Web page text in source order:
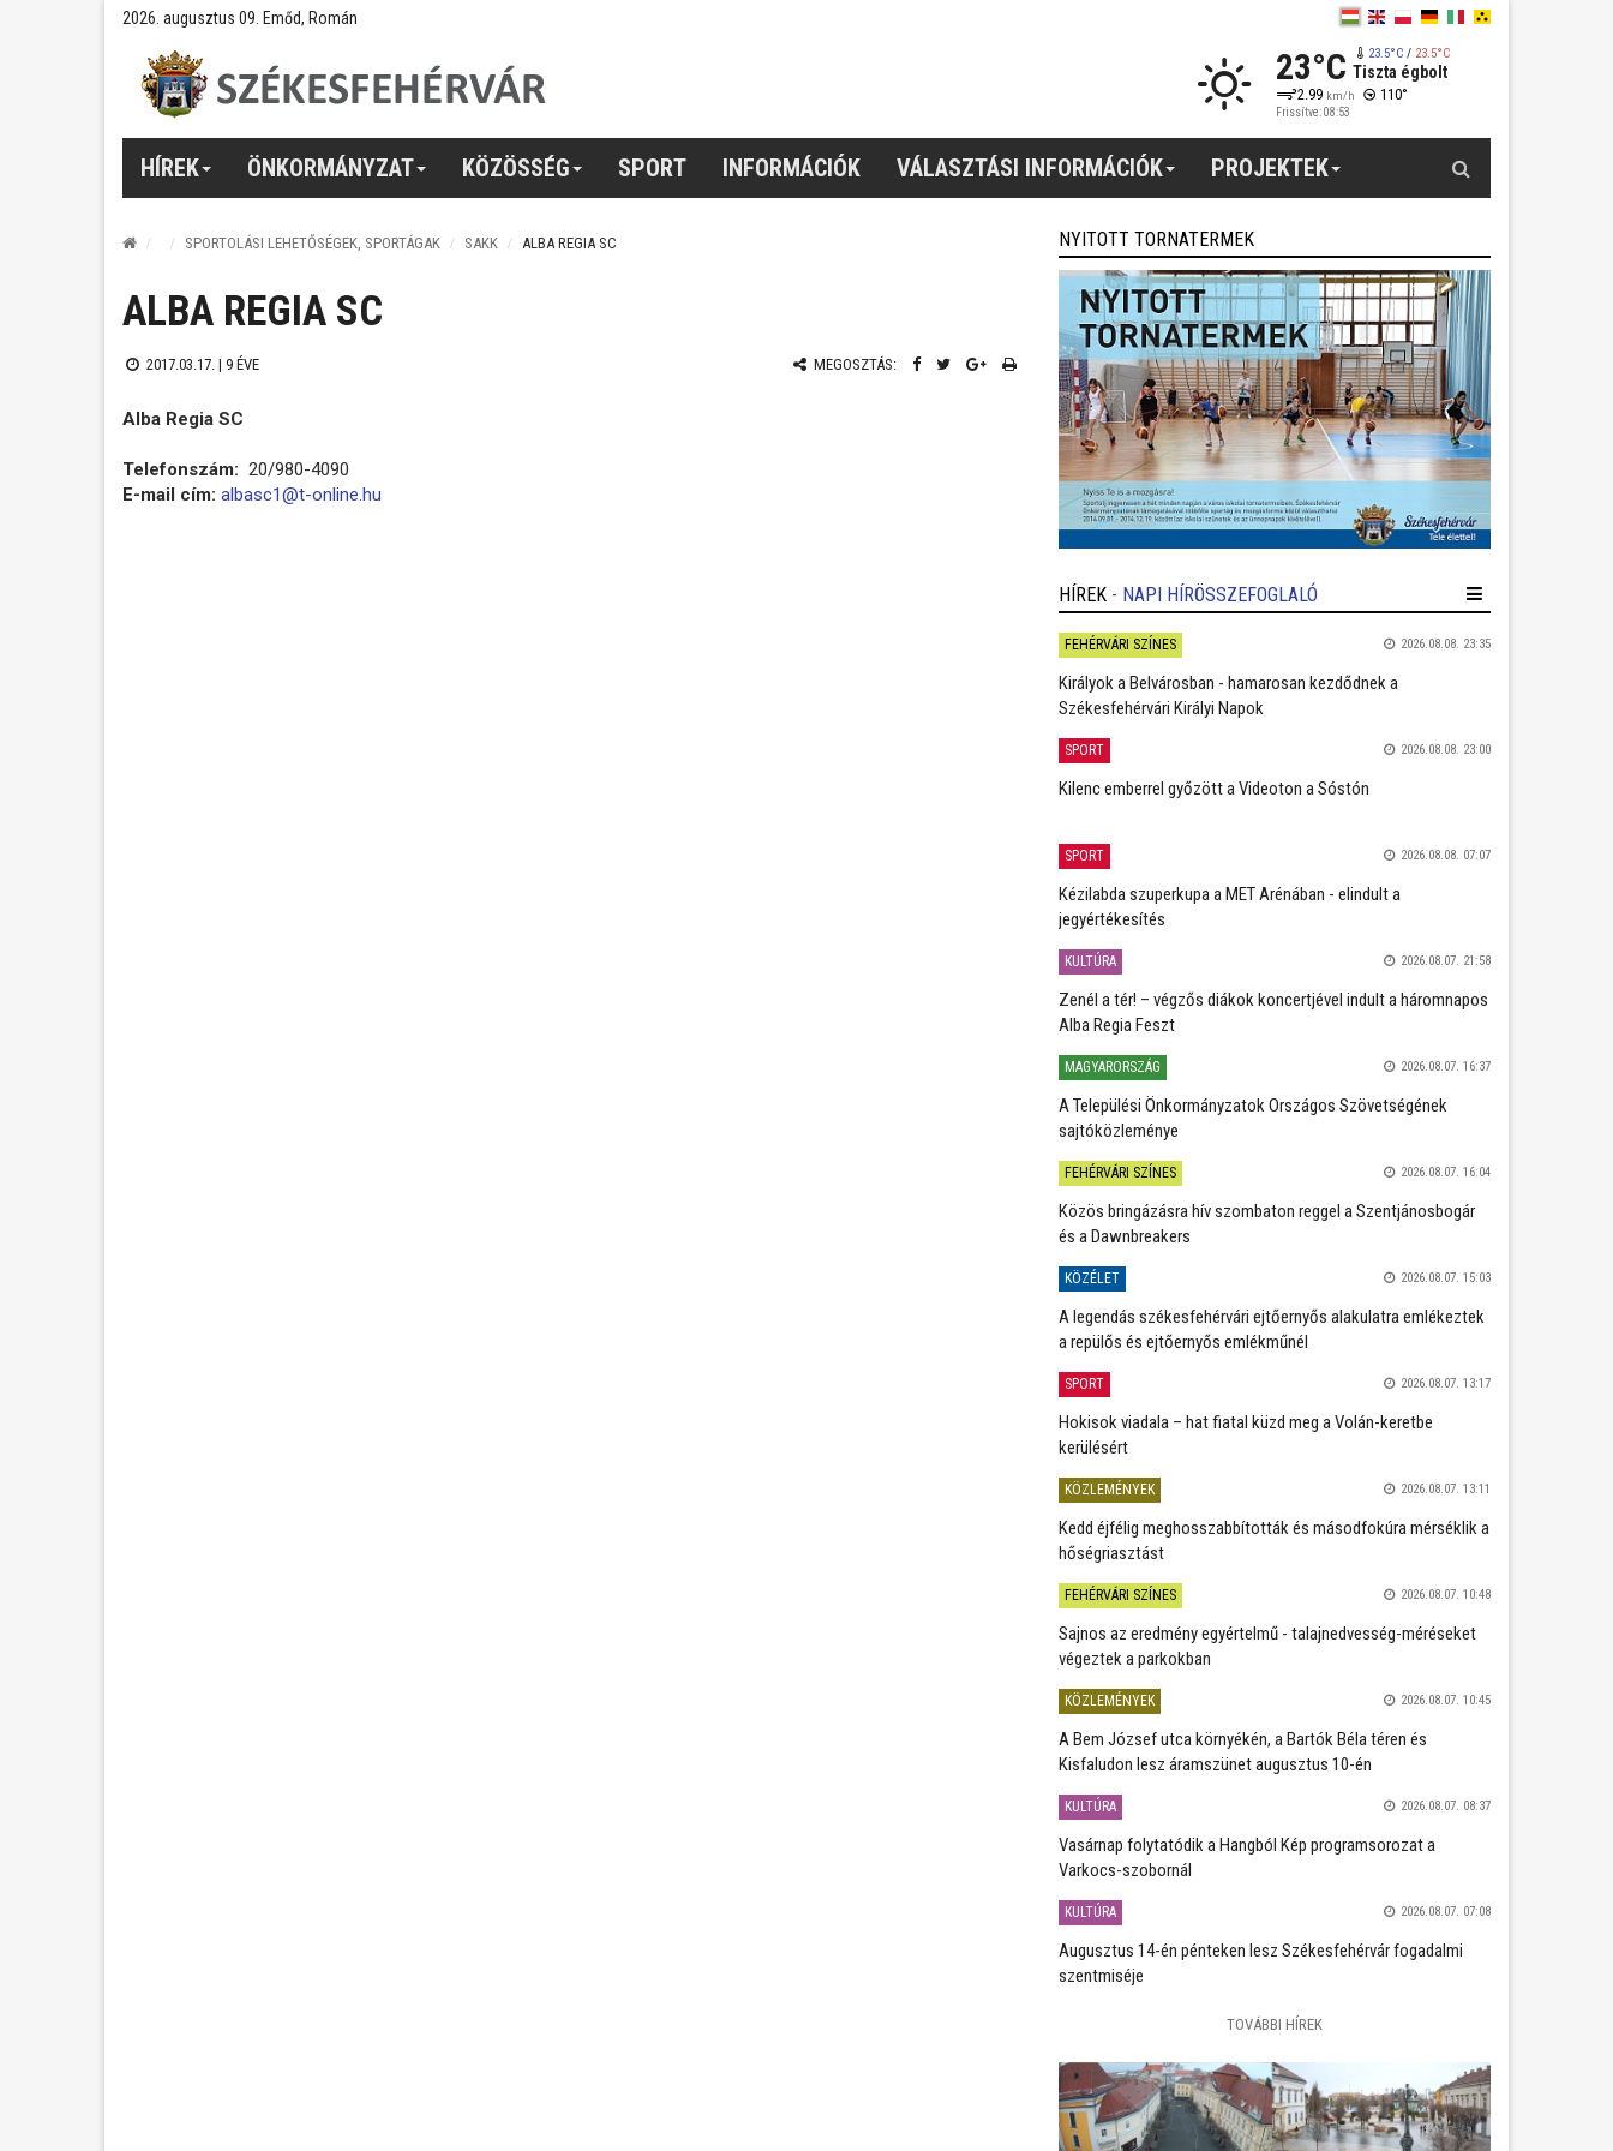
2026. augusztus 09. Emőd, Román
23°C 23.5°C/ 23.5°C
Tiszta égbolt
2.99 km/h 110°
Frissítve: 08:53
HÍREK ÖNKORMÁNYZAT KÖZÖSSÉG SPORT INFORMÁCIÓK VÁLASZTÁSI INFORMÁCIÓK PROJEKTEK
SPORTOLÁSI LEHETŐSÉGEK, SPORTÁGAK SAKK ALBA REGIA SC
ALBA REGIA SC
2017.03.17. | 9 ÉVE MEGOSZTÁS:
Alba Regia SC
Telefonszám: 20/980-4090
E-mail cím: albasc1@t-online.hu
NYITOTT TORNATERMEK
HÍREK - NAPI HÍRÖSSZEFOGLALÓ
FEHÉRVÁRI SZÍNES 2026.08.08. 23:35
Királyok a Belvárosban - hamarosan kezdődnek a
Székesfehérvári Királyi Napok
SPORT 2026.08.08. 23:00
Kilenc emberrel győzött a Videoton a Sóstón
SPORT 2026.08.08. 07:07
Kézilabda szuperkupa a MET Arénában - elindult a
jegyértékesítés
KULTÚRA 2026.08.07. 21:58
Zenél a tér! – végzős diákok koncertjével indult a háromnapos
Alba Regia Feszt
MAGYARORSZÁG 2026.08.07. 16:37
A Települési Önkormányzatok Országos Szövetségének
sajtóközleménye
FEHÉRVÁRI SZÍNES 2026.08.07. 16:04
Közös bringázásra hív szombaton reggel a Szentjánosbogár
és a Dawnbreakers
KÖZÉLET 2026.08.07. 15:03
A legendás székesfehérvári ejtőernyős alakulatra emlékeztek
a repülős és ejtőernyős emlékműnél
SPORT 2026.08.07. 13:17
Hokisok viadala – hat fiatal küzd meg a Volán-keretbe
kerülésért
KÖZLEMÉNYEK 2026.08.07. 13:11
Kedd éjfélig meghosszabbították és másodfokúra mérséklik a
hőségriasztást
FEHÉRVÁRI SZÍNES 2026.08.07. 10:48
Sajnos az eredmény egyértelmű - talajnedvesség-méréseket
végeztek a parkokban
KÖZLEMÉNYEK 2026.08.07. 10:45
A Bem József utca környékén, a Bartók Béla téren és
Kisfaludon lesz áramszünet augusztus 10-én
KULTÚRA 2026.08.07. 08:37
Vasárnap folytatódik a Hangból Kép programsorozat a
Varkocs-szobornál
KULTÚRA 2026.08.07. 07:08
Augusztus 14-én pénteken lesz Székesfehérvár fogadalmi
szentmiséje
TOVÁBBI HÍREK